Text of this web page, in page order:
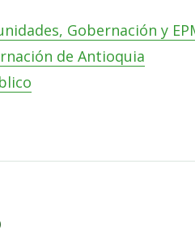
Gobernación y
de Antioquia